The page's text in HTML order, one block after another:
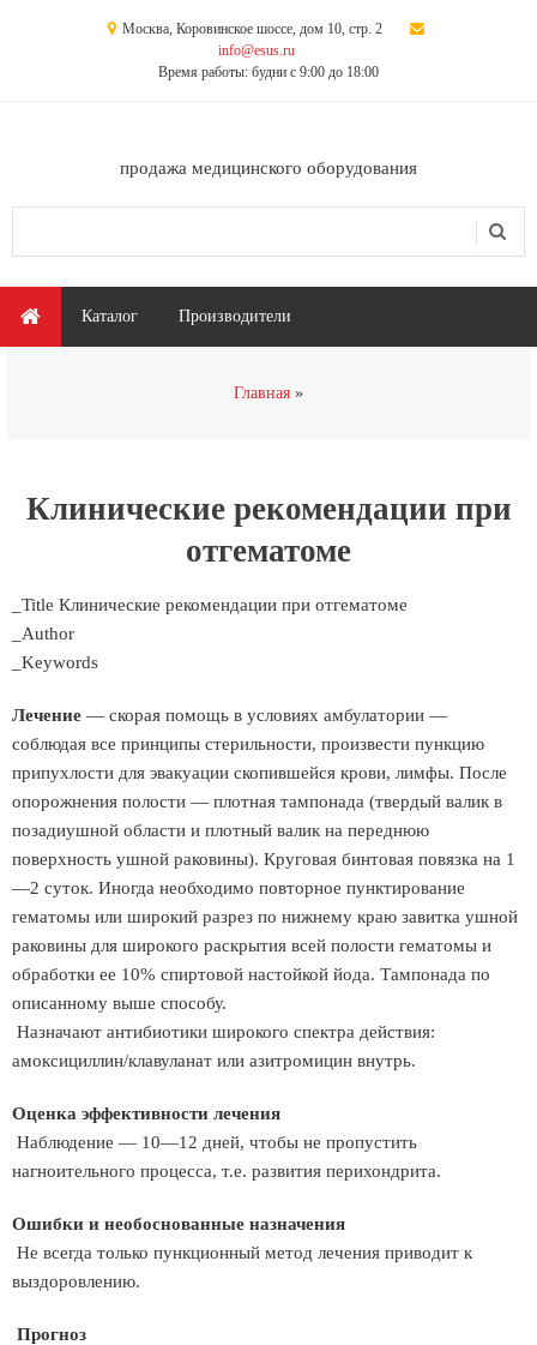
Москва, Коровинское шоссе, дом 10, стр. 2
info@esus.ru
Время работы: будни с 9:00 до 18:00
продажа медицинского оборудования
Главное меню
Каталог Производители
Главная
Клинические рекомендации при
отгематоме
_Title Клинические рекомендации при отгематоме
_Author
_Keywords
Лечение — скорая помощь в условиях амбулатории —
соблюдая все принципы стерильности, произвести пункцию
припухлости для эвакуации скопившейся крови, лимфы. После
опорожнения полости — плотная тампонада (твердый валик в
позадиушной области и плотный валик на переднюю
поверхность ушной раковины). Круговая бинтовая повязка на 1
—2 суток. Иногда необходимо повторное пунктирование
гематомы или широкий разрез по нижнему краю завитка ушной
раковины для широкого раскрытия всей полости гематомы и
обработки ее 10% спиртовой настойкой йода. Тампонада по
описанному выше способу.
Назначают антибиотики широкого спектра действия:
амоксициллин/клавуланат или азитромицин внутрь.
Оценка эффективности лечения
Наблюдение — 10—12 дней, чтобы не пропустить
нагноительного процесса, т.е. развития перихондрита.
Ошибки и необоснованные назначения
Не всегда только пункционный метод лечения приводит к
выздоровлению.
Прогноз